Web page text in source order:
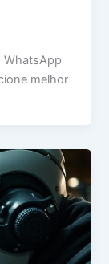
WhatsApp
melhor